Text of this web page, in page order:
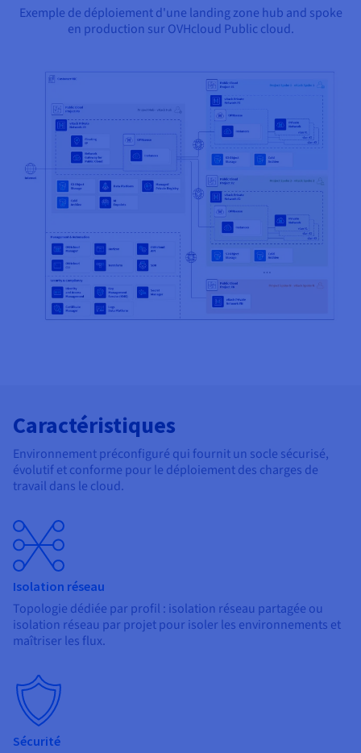
Exemple de déploiement d'une landing zone hub and spoke
en production sur OVHcloud Public cloud.
Caractéristiques
Environnement préconfiguré qui fournit un socle sécurisé,
évolutif et conforme pour le déploiement des charges de
travail dans le cloud.
Isolation réseau
Topologie dédiée par profil : isolation réseau partagée ou
isolation réseau par projet pour isoler les environnements et
maîtriser les flux.
Sécurité